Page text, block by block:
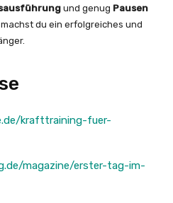
und genug Pausen
machst du ein erfolgreiches und
krafttraining-fuer-
magazine/erster-tag-im-